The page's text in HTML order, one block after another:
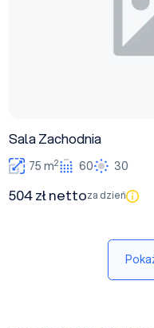
Sala Zachodnia
75 m2 60 30
504 zł nettoza dzień